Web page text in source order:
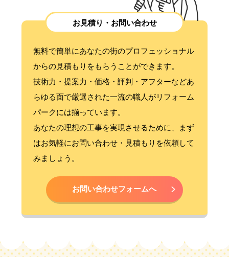
お見積り・お問い合わせ
無料で簡単にあなたの街のプロフェッショナル
からの見積もりをもらうことができます。
技術力・提案力・価格・評判・アフターなどあ
らゆる面で厳選された一流の職人がリフォーム
パークには揃っています。
あなたの理想の工事を実現させるために、まず
はお気軽にお問い合わせ・見積もりを依頼して
みましょう。
お問い合わせフォームへ